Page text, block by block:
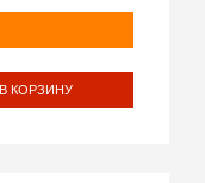
В КОРЗИНУ